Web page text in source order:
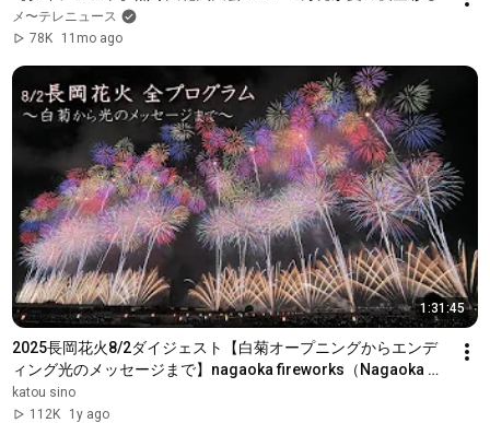
メ〜テレニュース
78K
11mo ago
1:31:45
2025長岡花火8/2ダイジェスト【白菊オープニングからエンデ
ィング光のメッセージまで】nagaoka fireworks（Nagaoka
Festival Grand Fireworks Show）
katou sino
112K
1y ago